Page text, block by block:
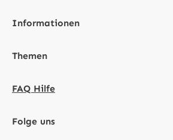
Informationen
Themen
FAQ Hilfe
Folge uns